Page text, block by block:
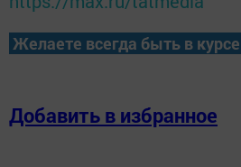
Желаете всегда быть в
Добавить в избранное